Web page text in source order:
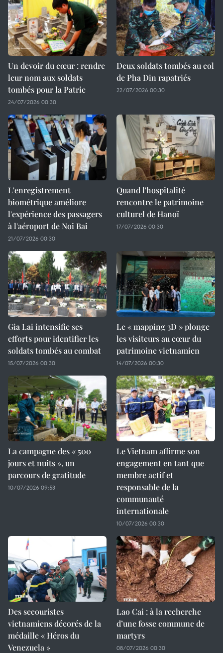
Un devoir du cœur : rendre
leur nom aux soldats
tombés pour la Patrie
24/07/2026 00:30
Deux soldats tombés au col
de Pha Din rapatriés
22/07/2026 00:30
L'enregistrement
biométrique améliore
l'expérience des passagers
à l'aéroport de Noi Bai
21/07/2026 00:30
Quand l'hospitalité
rencontre le patrimoine
culturel de Hanoï
17/07/2026 00:30
Gia Lai intensifie ses
efforts pour identifier les
soldats tombés au combat
15/07/2026 00:30
Le « mapping 3D » plonge
les visiteurs au cœur du
patrimoine vietnamien
14/07/2026 00:30
La campagne des « 500
jours et nuits », un
parcours de gratitude
10/07/2026 09:53
Le Vietnam affirme son
engagement en tant que
membre actif et
responsable de la
communauté
internationale
10/07/2026 00:30
Des secouristes
vietnamiens décorés de la
médaille « Héros du
Venezuela »
Lao Cai : à la recherche
d’une fosse commune de
martyrs
08/07/2026 00:30